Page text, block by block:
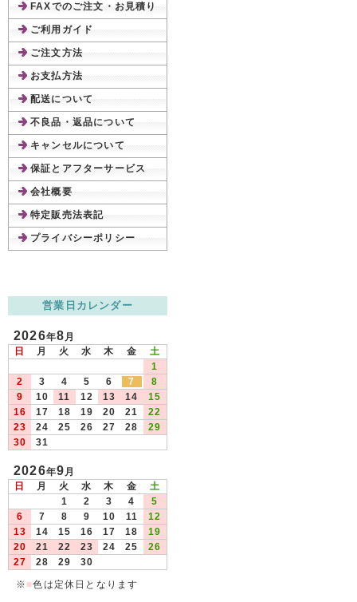
FAXでのご注文・お見積り
ご利用ガイド
ご注文方法
お支払方法
配送について
不良品・返品について
キャンセルについて
保証とアフターサービス
会社概要
特定販売法表記
プライバシーポリシー
営業日カレンダー
2026年8月
日
月 火 水 木 金
土
1
2
3 4 5 6 7
8
9
10 11 12 13 14
15
16
17 18 19 20 21
22
23
24 25 26 27 28
29
30
31
2026年9月
日
月 火 水 木 金
土
1
2 3 4
5
6
7 8 9 10 11
12
13
14 15 16 17 18
19
20
21 22 23 24 25
26
27
28 29
30
※ ■色は定休日となります